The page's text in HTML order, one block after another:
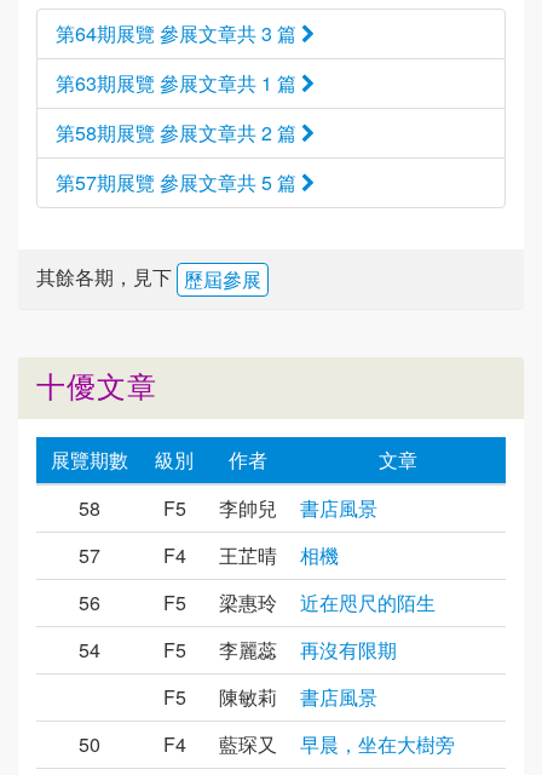
第64期展覽 參展文章共 3 篇
第63期展覽 參展文章共 1 篇
第58期展覽 參展文章共 2 篇
第57期展覽 參展文章共 5 篇
其餘各期，見下 歷屆參展
十優文章
展覽期數 級別 作者
文章
58
F5 李帥兒
書店風景
57
F4 王芷晴
相機
56
F5 梁惠玲
近在咫尺的陌生
54
F5 李麗蕊
再沒有限期
F5
陳敏莉
書店風景
50
F4 藍琛又
早晨，坐在大樹旁